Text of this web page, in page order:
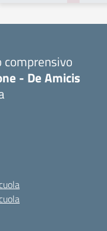
- De Amicis